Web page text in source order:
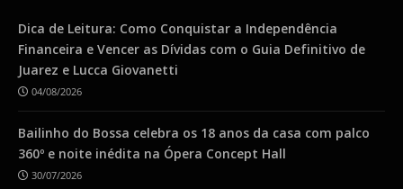
Dica de Leitura: Como Conquistar a Independência
Financeira e Vencer as Dívidas com o Guia Definitivo de
Juarez e Lucca Giovanetti
04/08/2026
Bailinho do Bossa celebra os 18 anos da casa com palco
360º e noite inédita na Ópera Concept Hall
30/07/2026